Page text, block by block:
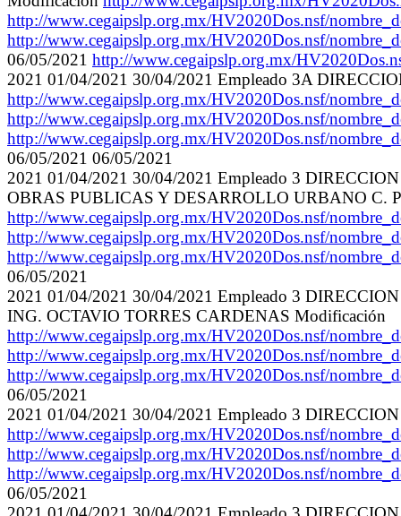
http://www.cegaipslp.org.mx/HV2020Dos.nsf/
http://www.cegaipslp.org.mx/HV2020Dos.nsf/
06/05/2021 http://www.cegaipslp.org.mx/
2021 01/04/2021 30/04/2021 Empleado 3A
http://www.cegaipslp.org.mx/HV2020Dos.nsf/
http://www.cegaipslp.org.mx/HV2020Dos.nsf/
http://www.cegaipslp.org.mx/HV2020Dos.nsf/
06/05/2021 06/05/2021
2021 01/04/2021 30/04/2021 Empleado 3
OBRAS PUBLICAS Y DESARROLLO URBANO C.
http://www.cegaipslp.org.mx/HV2020Dos.nsf/
http://www.cegaipslp.org.mx/HV2020Dos.nsf/
http://www.cegaipslp.org.mx/HV2020Dos.nsf/
06/05/2021
2021 01/04/2021 30/04/2021 Empleado 3
ING. OCTAVIO TORRES CARDENAS Modificación
http://www.cegaipslp.org.mx/HV2020Dos.nsf/
http://www.cegaipslp.org.mx/HV2020Dos.nsf/
http://www.cegaipslp.org.mx/HV2020Dos.nsf/
06/05/2021
2021 01/04/2021 30/04/2021 Empleado 3
http://www.cegaipslp.org.mx/HV2020Dos.nsf/
http://www.cegaipslp.org.mx/HV2020Dos.nsf/
http://www.cegaipslp.org.mx/HV2020Dos.nsf/
06/05/2021